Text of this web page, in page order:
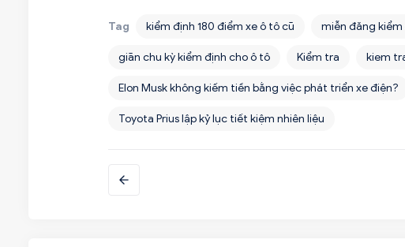
Tag kiểm định 180 điểm xe ô tô cũ miễn đăng kiểm
giãn chu kỳ kiểm định cho ô tô Kiểm tra kiem
Elon Musk không kiếm tiền bằng việc phát triển xe điện?
Toyota Prius lập kỷ lục tiết kiệm nhiên liệu